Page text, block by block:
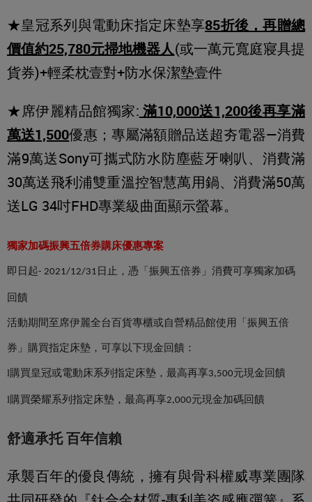
★皇冠系列與電動床指定床墊享85折後，再贈總
價值約25,780元掃地機器人(或一萬元寬庭寢具提
貨券)+輕柔枕壹對+防水保潔墊壹件
★席伊麗精品館獨家: 滿10,000送1,200後再享滿
萬送1,500優惠；專屬滿額贈品送超夯電器—消費
滿9萬送Sony可攜式防水防塵藍牙喇叭、消費滿
30萬送飛利浦雙重溫控智慧萬用鍋、消費滿50萬
送LG 34吋FHD專業級曲面顯示螢幕。
獨家加碼振興五倍券購床優惠專案
即日起- 2021/12/31 日止，憑「振興五倍券」 消費可享獨家加碼
回饋
活動期間至席伊麗全台百貨專櫃或自營精品館使用「振興五倍
券」 購買指定床墊，可享以下現金回饋：
l購買皇冠或電動床系列指定床墊，最高再享3,500元現金回饋
l購買榮耀系列指定床墊，最高再享2,000元現金加碼回饋
舒適承托 百年信賴
承襲百年的優良傳統，擁有與骨科權威專業團隊